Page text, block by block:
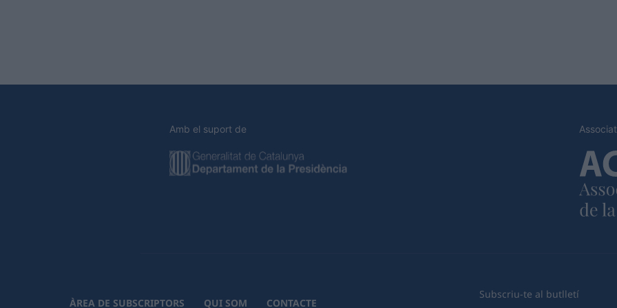
Amb el suport de
ÀREA DE SUBSCRIPTORS QUI SOM CONTACTE
Subscriu-te al butlletí